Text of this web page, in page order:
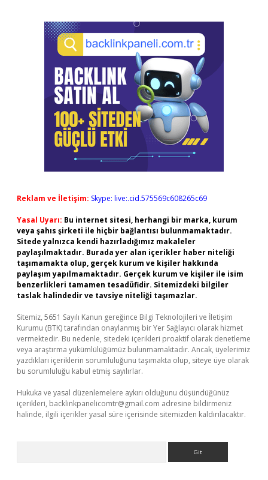
Reklam ve İletişim: Skype: live:.cid.575569c608265c69
Yasal Uyarı: Bu internet sitesi, herhangi bir marka, kurum
veya şahıs şirketi ile hiçbir bağlantısı bulunmamaktadır.
Sitede yalnızca kendi hazırladığımız makaleler
paylaşılmaktadır. Burada yer alan içerikler haber niteliği
taşımamakta olup, gerçek kurum ve kişiler hakkında
paylaşım yapılmamaktadır. Gerçek kurum ve kişiler ile isim
benzerlikleri tamamen tesadüfidir. Sitemizdeki bilgiler
taslak halindedir ve tavsiye niteliği taşımazlar.
Sitemiz, 5651 Sayılı Kanun gereğince Bilgi Teknolojileri ve İletişim
Kurumu (BTK) tarafından onaylanmış bir Yer Sağlayıcı olarak hizmet
vermektedir. Bu nedenle, sitedeki içerikleri proaktif olarak denetleme
veya araştırma yükümlülüğümüz bulunmamaktadır. Ancak, üyelerimiz
yazdıkları içeriklerin sorumluluğunu taşımakta olup, siteye üye olarak
bu sorumluluğu kabul etmiş sayılırlar.
Hukuka ve yasal düzenlemelere aykırı olduğunu düşündüğünüz
içerikleri, backlinkpanelicomtr@gmail.com adresine bildirmeniz
halinde, ilgili içerikler yasal süre içerisinde sitemizden kaldırılacaktır.